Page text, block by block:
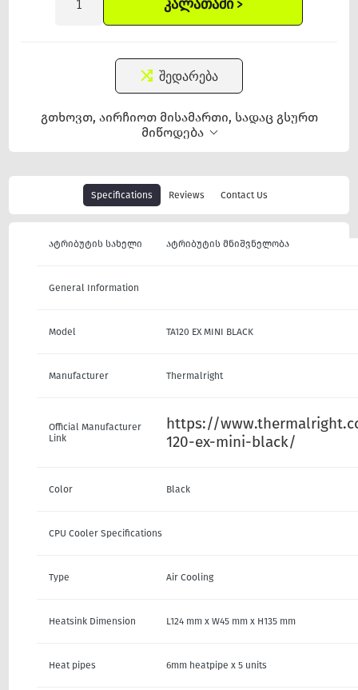
ᲙᲐᲚᲐᲗᲐᲨᲘ >
შედარება
გთხოვთ, აირჩიოთ მისამართი, სადაც გსურთ
მიწოდება
Specifications Reviews Contact Us
ატრიბუტის სახელი ატრიბუტის მნიშვნელობა
General Information
Model TA120 EX MINI BLACK
Manufacturer Thermalright
Official Manufacturer
Link
https://
120-ex-mini-black/
Color Black
CPU Cooler Specifications
Type Air Cooling
Heatsink Dimension L124 mm x W45 mm x H135 mm
Heat pipes 6mm heatpipe x 5 units